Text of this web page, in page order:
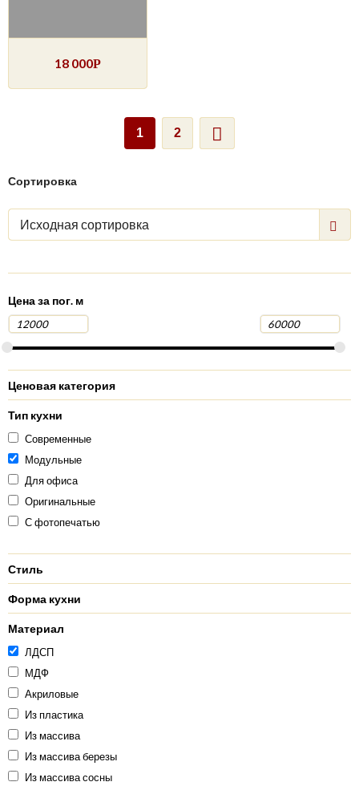
18 000Р
1 2
Сортировка
Исходная сортировка
Цена за пог. м
Ценовая категория
Тип кухни
Современные
Модульные
Для офиса
Оригинальные
С фотопечатью
Стиль
Форма кухни
Материал
ЛДСП
МДФ
Акриловые
Из пластика
Из массива
Из массива березы
Из массива сосны